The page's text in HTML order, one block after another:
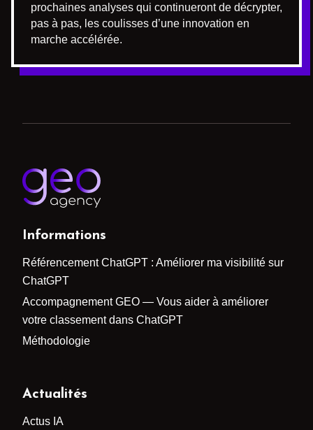
prochaines analyses qui continueront de décrypter,
pas à pas, les coulisses d’une innovation en
marche accélérée.
Informations
Référencement ChatGPT : Améliorer ma visibilité sur
ChatGPT
Accompagnement GEO — Vous aider à améliorer
votre classement dans ChatGPT
Méthodologie
Actualités
Actus IA